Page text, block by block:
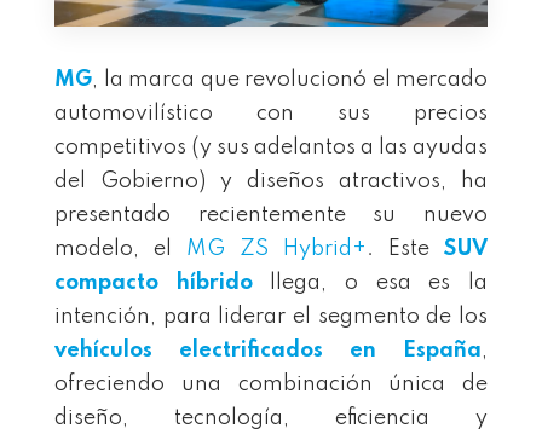
MG, la marca que revolucionó el mercado
automovilístico con sus precios
competitivos (y sus adelantos a las ayudas
del Gobierno) y diseños atractivos, ha
presentado recientemente su nuevo
modelo, el MG ZS Hybrid+ . Este SUV
compacto híbridollega, o esa es la
intención, para liderar el segmento de los
vehículos electrificados en España,
ofreciendo una combinación única de
diseño, tecnología, eficiencia y